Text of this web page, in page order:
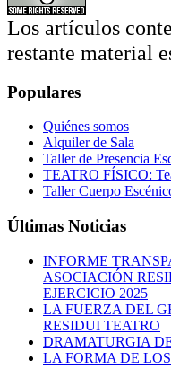
Los artículos
restante material
Populares
Quiénes somos
Alquiler de Sala
Taller de Presencia
TEATRO FÍSICO:
Taller Cuerpo
Últimas Noticias
INFORME
ASOCIACIÓN
EJERCICIO 2025
LA FUERZA DEL
RESIDUI TEATRO
DRAMATURGIA
LA FORMA DE